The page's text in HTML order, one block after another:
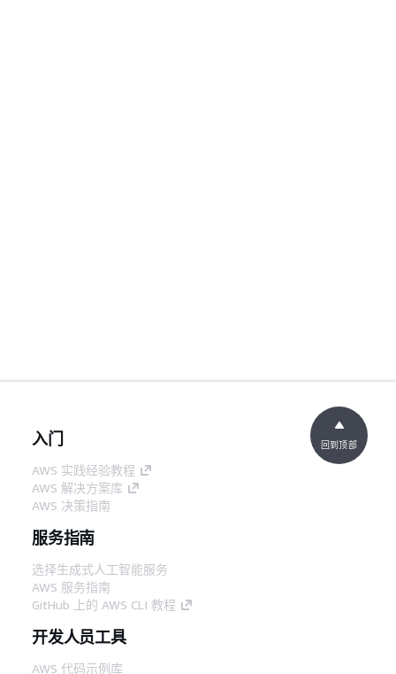
入门
AWS 实践经验教程
AWS 解决方案库
AWS 决策指南
服务指南
选择生成式人工智能服务
AWS 服务指南
GitHub 上的 AWS CLI 教程
开发人员工具
AWS 代码示例库
回到顶部